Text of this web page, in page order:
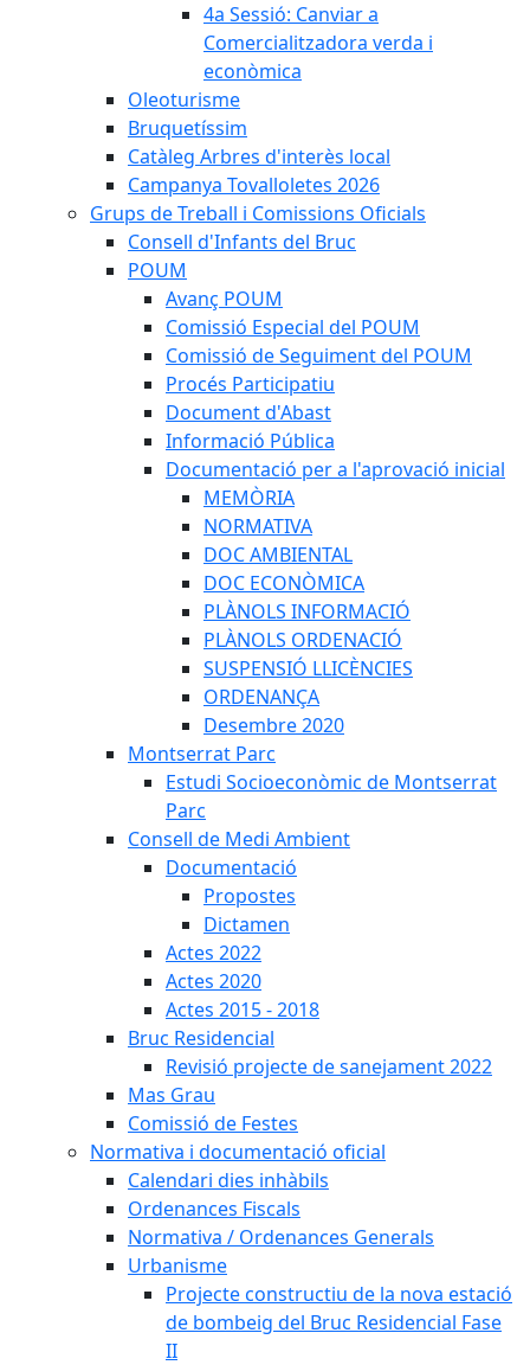
4a Sessió: Canviar a
Comercialitzadora verda i
econòmica
Oleoturisme
Bruquetíssim
Catàleg Arbres d'interès local
Campanya Tovalloletes 2026
Grups de Treball i Comissions Oficials
Consell d'Infants del Bruc
POUM
Avanç POUM
Comissió Especial del POUM
Comissió de Seguiment del POUM
Procés Participatiu
Document d'Abast
Informació Pública
Documentació per a l'aprovació inicial
MEMÒRIA
NORMATIVA
DOC AMBIENTAL
DOC ECONÒMICA
PLÀNOLS INFORMACIÓ
PLÀNOLS ORDENACIÓ
SUSPENSIÓ LLICÈNCIES
ORDENANÇA
Desembre 2020
Montserrat Parc
Estudi Socioeconòmic de Montserrat
Parc
Consell de Medi Ambient
Documentació
Propostes
Dictamen
Actes 2022
Actes 2020
Actes 2015 - 2018
Bruc Residencial
Revisió projecte de sanejament 2022
Mas Grau
Comissió de Festes
Normativa i documentació oficial
Calendari dies inhàbils
Ordenances Fiscals
Normativa / Ordenances Generals
Urbanisme
Projecte constructiu de la nova estació
de bombeig del Bruc Residencial Fase
II